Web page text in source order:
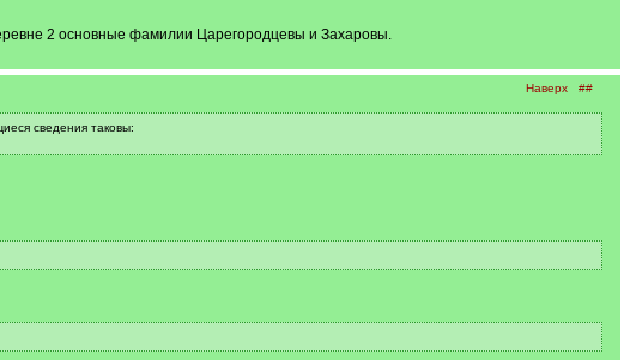
2 основные фамилии Царегородцевы и Захаровы.
Наверх ##
сведения таковы: